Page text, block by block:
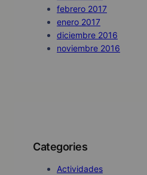
febrero 2017
enero 2017
diciembre 2016
noviembre 2016
Categories
Actividades